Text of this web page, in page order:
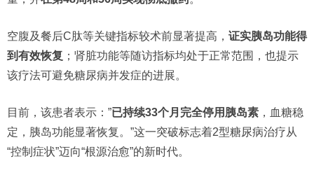
空腹及餐后C肽等关键指标较术前显著提高， 证实胰岛功能得
到有效恢复 ；肾脏功能等随访指标均处于正常范围，也提示
该疗法可避免糖尿病并发症的进展。
目前，该患者表示：”已持续33个月完全停用胰岛素 ，血糖稳
定，胰岛功能显著恢复。”这一突破标志着2型糖尿病治疗从
“控制症状”迈向“根源治愈”的新时代。